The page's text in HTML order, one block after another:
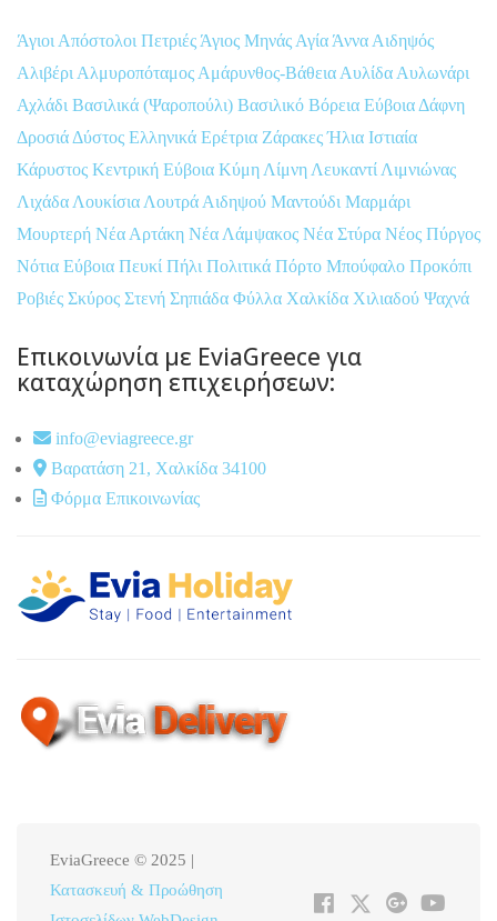
Άγιοι Απόστολοι Πετριές Άγιος Μηνάς Αγία Άννα Αιδηψός
Αλιβέρι Αλμυροπόταμος Αμάρυνθος-Βάθεια Αυλίδα Αυλωνάρι
Αχλάδι Βασιλικά (Ψαροπούλι) Βασιλικό Βόρεια Εύβοια Δάφνη
Δροσιά Δύστος Ελληνικά Ερέτρια ΖάρακεςΉλια Ιστιαία
Κάρυστος Κεντρική Εύβοια Κύμη Λίμνη Λευκαντί Λιμνιώνας
Λιχάδα Λουκίσια Λουτρά Αιδηψού Μαντούδι Μαρμάρι
Μουρτερή Νέα Αρτάκη Νέα Λάμψακος Νέα Στύρα Νέος Πύργος
Νότια Εύβοια Πευκί Πήλι Πολιτικά Πόρτο Μπούφαλο Προκόπι
Ροβιές Σκύρος Στενή Σηπιάδα Φύλλα Χαλκίδα Χιλιαδού Ψαχνά
Επικοινωνία με EviaGreece για
καταχώρηση επιχειρήσεων:
info@eviagreece.gr
Βαρατάση 21, Χαλκίδα 34100
Φόρμα Επικοινωνίας
EviaGreece © 2025 |
Κατασκευή & Προώθηση